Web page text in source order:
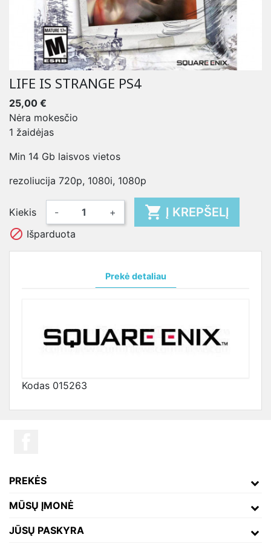
LIFE IS STRANGE PS4
25,00 €
Nėra mokesčio
1 žaidėjas
Min 14 Gb laisvos vietos
rezoliucija 720p, 1080i, 1080p
Kiekis - +  Į KREPŠELĮ
 Išparduota
Prekė detaliau
Kodas 015263
PREKĖS
MŪSŲ ĮMONĖ
JŪSŲ PASKYRA